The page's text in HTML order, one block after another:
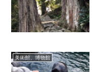
美術館、博物館